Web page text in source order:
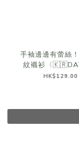
手袖邊邊有蕾絲
紋襯衫〈
HK$129.00